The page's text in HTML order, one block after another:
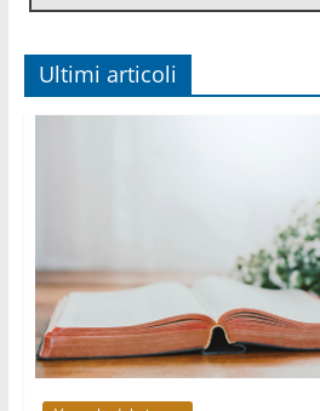
Il Papa in Francia,
07.08.2026
SIGNIS 2026, dare
nello spazio pubblico
Italia, Antigone: carceri
sopravvivenza per
07.08.2026
Parolin conclude il
inizia con l'empatia per
07.08.2026
Uruguay, il presidente
Papa dono per tutto il
Ultimi articoli